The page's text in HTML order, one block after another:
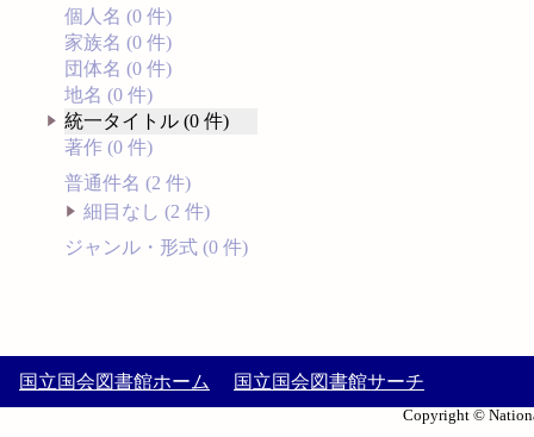
個人名 (0 件)
家族名 (0 件)
団体名 (0 件)
地名 (0 件)
統一タイトル (0 件)
著作 (0 件)
普通件名 (2 件)
細目なし (2 件)
ジャンル・形式 (0 件)
国立国会図書館ホーム 国立国会図書館サーチ
Copyright ©